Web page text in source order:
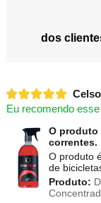
dos
Eu recomendo
O produto
correntes.
O produto
de
Produto: